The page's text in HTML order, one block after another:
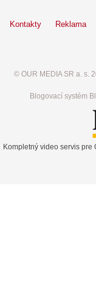
Kontakty Reklama
© OUR MEDIA SR a. s.
Blogovací systém
Kompletný video servis pre